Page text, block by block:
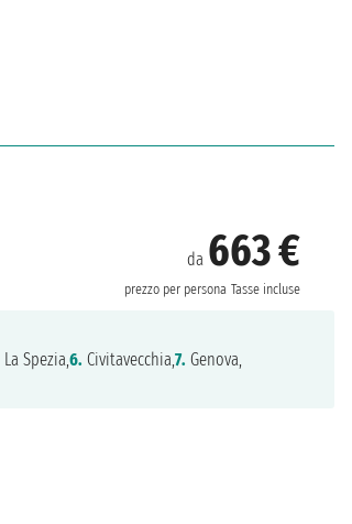
da 663 €
prezzo per persona Tasse incluse
La Spezia,6. Civitavecchia,7. Genova,